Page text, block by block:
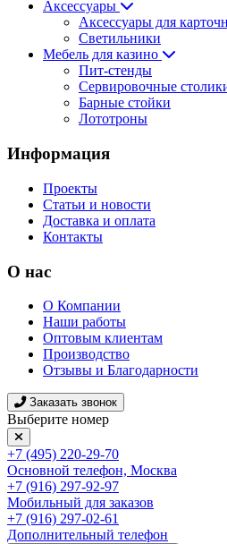
Аксессуары
Аксессуары для
Светильники
Мебель для казино
Пит-стенды
Сервировочные
Барные стойки
Лототроны
Информация
Проекты
Статьи и новости
Доставка и оплата
Контакты
О нас
О Компании
Наши работы
Оптовым клиентам
Производство
Отзывы и Благодарности
Заказать звонок
Выберите номер
+7 (495) 220-29-70
Основной телефон, Москва
+7 (916) 297-92-97
Мобильный для заказов
+7 (916) 297-02-61
Дополнительный телефон